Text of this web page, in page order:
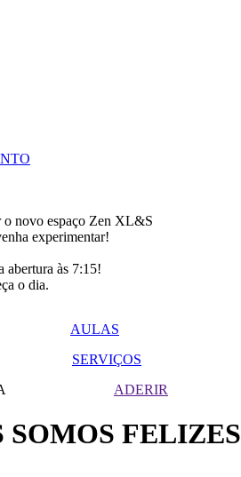
o novo espaço Zen XL&S
experimentar!
abertura às 7:15!
o dia.
AULAS
SERVIÇOS
ADERIR
FELIZES